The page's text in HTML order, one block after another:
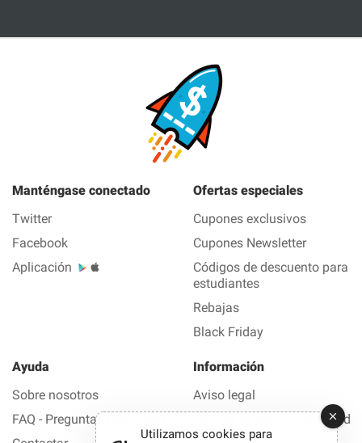
Manténgase conectado
Twitter
Facebook
Aplicación
Ofertas especiales
Cupones exclusivos
Cupones Newsletter
Códigos de descuento para
estudiantes
Rebajas
Black Friday
Ayuda
Sobre nosotros
FAQ - Preguntas frecuentes
Información
Aviso legal
Política de confidencialidad
Utilizamos cookies para